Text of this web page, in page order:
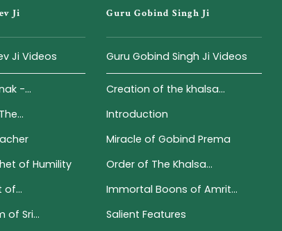
Ji
Ji Videos
-...
of Humility
of...
of Sri...
Guru Gobind Singh Ji
Guru Gobind Singh Ji Videos
Creation of the khalsa...
Introduction
Miracle of Gobind Prema
Order of The Khalsa...
Immortal Boons of Amrit...
Salient Features